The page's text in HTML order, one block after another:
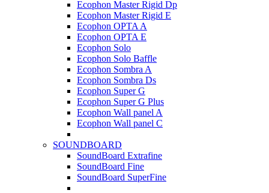
Ecophon Master Rigid Dp
Ecophon Master Rigid E
Ecophon OPTA A
Ecophon OPTA E
Ecophon Solo
Ecophon Solo Baffle
Ecophon Sombra A
Ecophon Sombra Ds
Ecophon Super G
Ecophon Super G Plus
Ecophon Wall panel A
Ecophon Wall panel C
SOUNDBOARD
SoundBoard Extrafine
SoundBoard Fine
SoundBoard SuperFine